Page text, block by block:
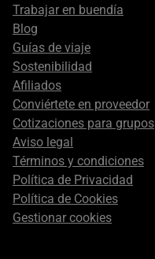
Trabajar en buendía
Blog
Guías de viaje
Sostenibilidad
Afiliados
Conviértete en proveedor
Cotizaciones para grupos
Aviso legal
Términos y condiciones
Política de Privacidad
Política de Cookies
Gestionar cookies